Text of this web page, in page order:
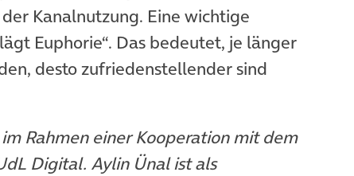
Kanalnutzung. Eine wichtige
Euphorie“. Das bedeutet, je länger
desto zufriedenstellender sind
Rahmen einer Kooperation mit dem
in neuem Tab)
Digital. Aylin Ünal ist als